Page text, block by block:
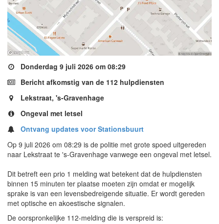
Donderdag 9 juli 2026 om 08:29
Bericht afkomstig van de 112 hulpdiensten
Lekstraat, 's-Gravenhage
Ongeval met letsel
Ontvang updates voor Stationsbuurt
Op 9 juli 2026 om 08:29 is de politie met grote spoed uitgereden
naar Lekstraat te 's-Gravenhage vanwege een ongeval met letsel.
Dit betreft een prio 1 melding wat betekent dat de hulpdiensten
binnen 15 minuten ter plaatse moeten zijn omdat er mogelijk
sprake is van een levensbedreigende situatie. Er wordt gereden
met optische en akoestische signalen.
De oorspronkelijke 112-melding die is verspreid is: